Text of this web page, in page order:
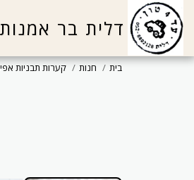
דלית בר אמנות.
בית חנות קערות תבניות